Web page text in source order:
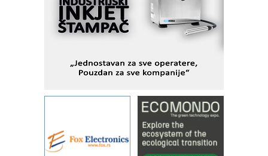
Fleksibilno stezanje i brzo
podešavanje u proizvodnji prototipova
KIP KOP – napredna rešenja za
objekte
Alba d.o.o. – 35 godina preciznosti u
IBeRTIM - oprema za ispitivanje
kontrole kvaliteta
STAUFF – Komponente koje